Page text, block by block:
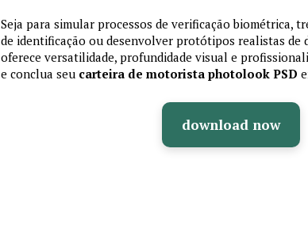
Seja para simular processos de verificação biométrica,
de identificação ou desenvolver protótipos realistas de
oferece versatilidade, profundidade visual e
e conclua seu carteira de motorista photolook PSD
download now